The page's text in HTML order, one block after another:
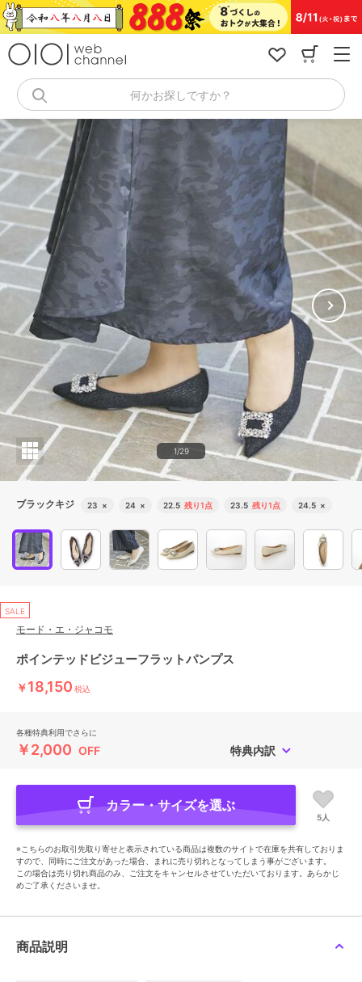
コ
ン
キ
ッ
プ
何かお探しですか？
1/29
ブラックキジ 23 × 24 × 22.5 残り1点 23.5 残り1点 24.5 ×
SALE
モード・エ・ジャコモ
ポインテッドビジューフラットパンプス
￥18,150 税込
各種特典利用でさらに
￥2,000 OFF 特典内訳
カラー・サイズを選ぶ
5人
※こちらのお取引先取り寄せと表示されている商品は複数のサイトで在庫を共有しておりま
すので、同時にご注文があった場合、まれに売り切れとなってしまう事がございます。
この場合は売り切れ商品のみ、ご注文をキャンセルさせていただいております。あらかじ
めご了承くださいませ。
商品説明